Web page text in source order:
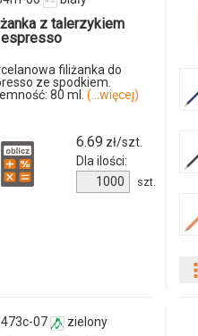
z talerzykiem
filiżanka do
ze spodkiem.
80 ml.(...więcej)
6.69 zł/szt.
Dla ilości:
Ilość
produktu
szt.
07 zielony